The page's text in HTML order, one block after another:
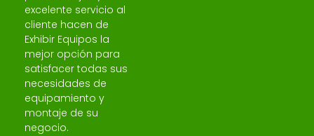
excelente servicio al
cliente hacen de
Exhibir Equipos la
mejor opción para
satisfacer todas sus
necesidades de
equipamiento y
montaje de su
negocio.